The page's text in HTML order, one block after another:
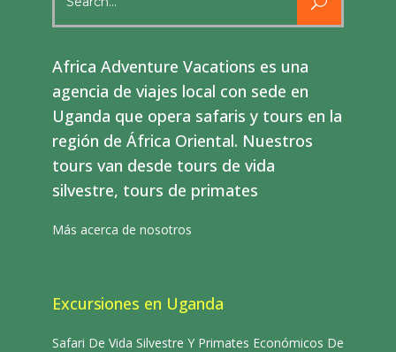
for:
Africa Adventure Vacations es una
agencia de viajes local con sede en
Uganda que opera safaris y tours en la
región de África Oriental. Nuestros
tours van desde tours de vida
silvestre, tours de primates
Más acerca de nosotros
Excursiones en Uganda
Safari De Vida Silvestre Y Primates Económicos De